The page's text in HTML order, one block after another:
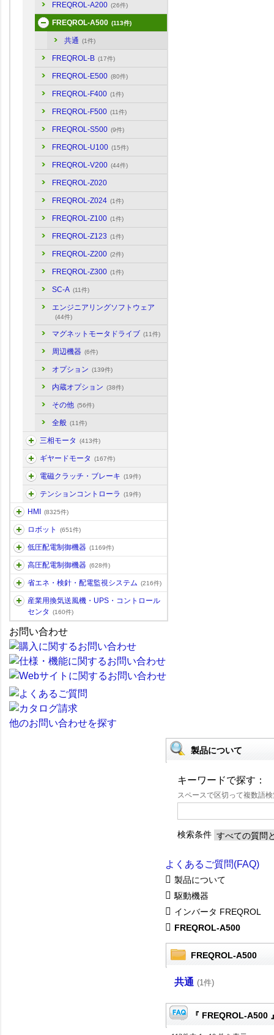
FREQROL-A200 (26件)
FREQROL-A500 (113件)
共通 (1件)
FREQROL-B (17件)
FREQROL-E500 (80件)
FREQROL-F400 (1件)
FREQROL-F500 (11件)
FREQROL-S500 (9件)
FREQROL-U100 (15件)
FREQROL-V200 (44件)
FREQROL-Z020
FREQROL-Z024 (1件)
FREQROL-Z100 (1件)
FREQROL-Z123 (1件)
FREQROL-Z200 (2件)
FREQROL-Z300 (1件)
SC-A (11件)
エンジニアリングソフトウェア
(44件)
マグネットモータドライブ (11件)
周辺機器 (6件)
オプション (139件)
内蔵オプション (38件)
その他 (56件)
全般 (11件)
三相モータ (413件)
ギヤードモータ (167件)
電磁クラッチ・ブレーキ (19件)
テンションコントローラ (19件)
HMI (8325件)
ロボット (651件)
低圧配電制御機器 (1169件)
高圧配電制御機器 (628件)
省エネ・検針・配電監視システム (216件)
産業用換気送風機・UPS・コントロール
センタ
(160件)
お問い合わせ
他のお問い合わせを探す
製品について
キーワードで探す：
スペースで区切って複数語
検索条件
よくあるご質問(FAQ)
製品について
駆動機器
インバータ FREQROL
FREQROL-A500
FREQROL-A500
共通 (1件)
『 FREQROL-A500